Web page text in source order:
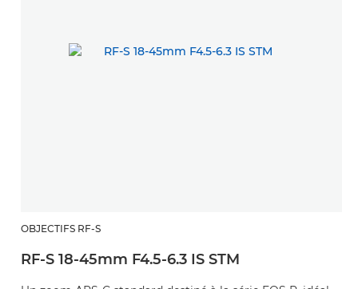
OBJECTIFS RF-S
RF-S 18-45mm F4.5-6.3 IS STM